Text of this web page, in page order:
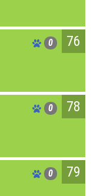
0 76
0 78
0 79